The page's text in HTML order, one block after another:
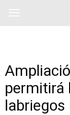
permitirá
labriegos